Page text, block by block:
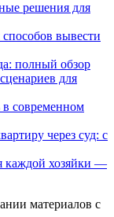
решения для
вывести
полный обзор
для
современном
через суд: с
каждой хозяйки —
материалов с